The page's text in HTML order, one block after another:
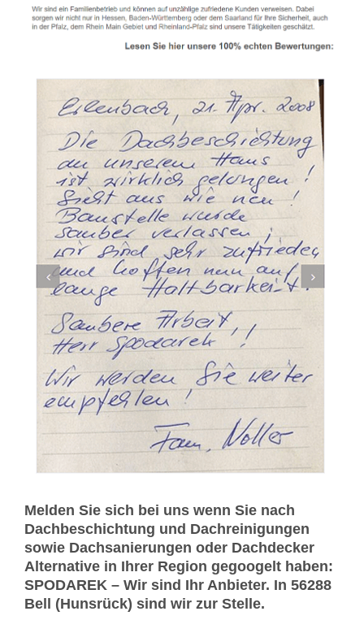
Melden Sie sich bei uns wenn Sie nach
Dachbeschichtung und Dachreinigungen
sowie Dachsanierungen oder Dachdecker
Alternative in Ihrer Region gegoogelt haben:
SPODAREK – Wir sind Ihr Anbieter. In 56288
Bell (Hunsrück) sind wir zur Stelle.